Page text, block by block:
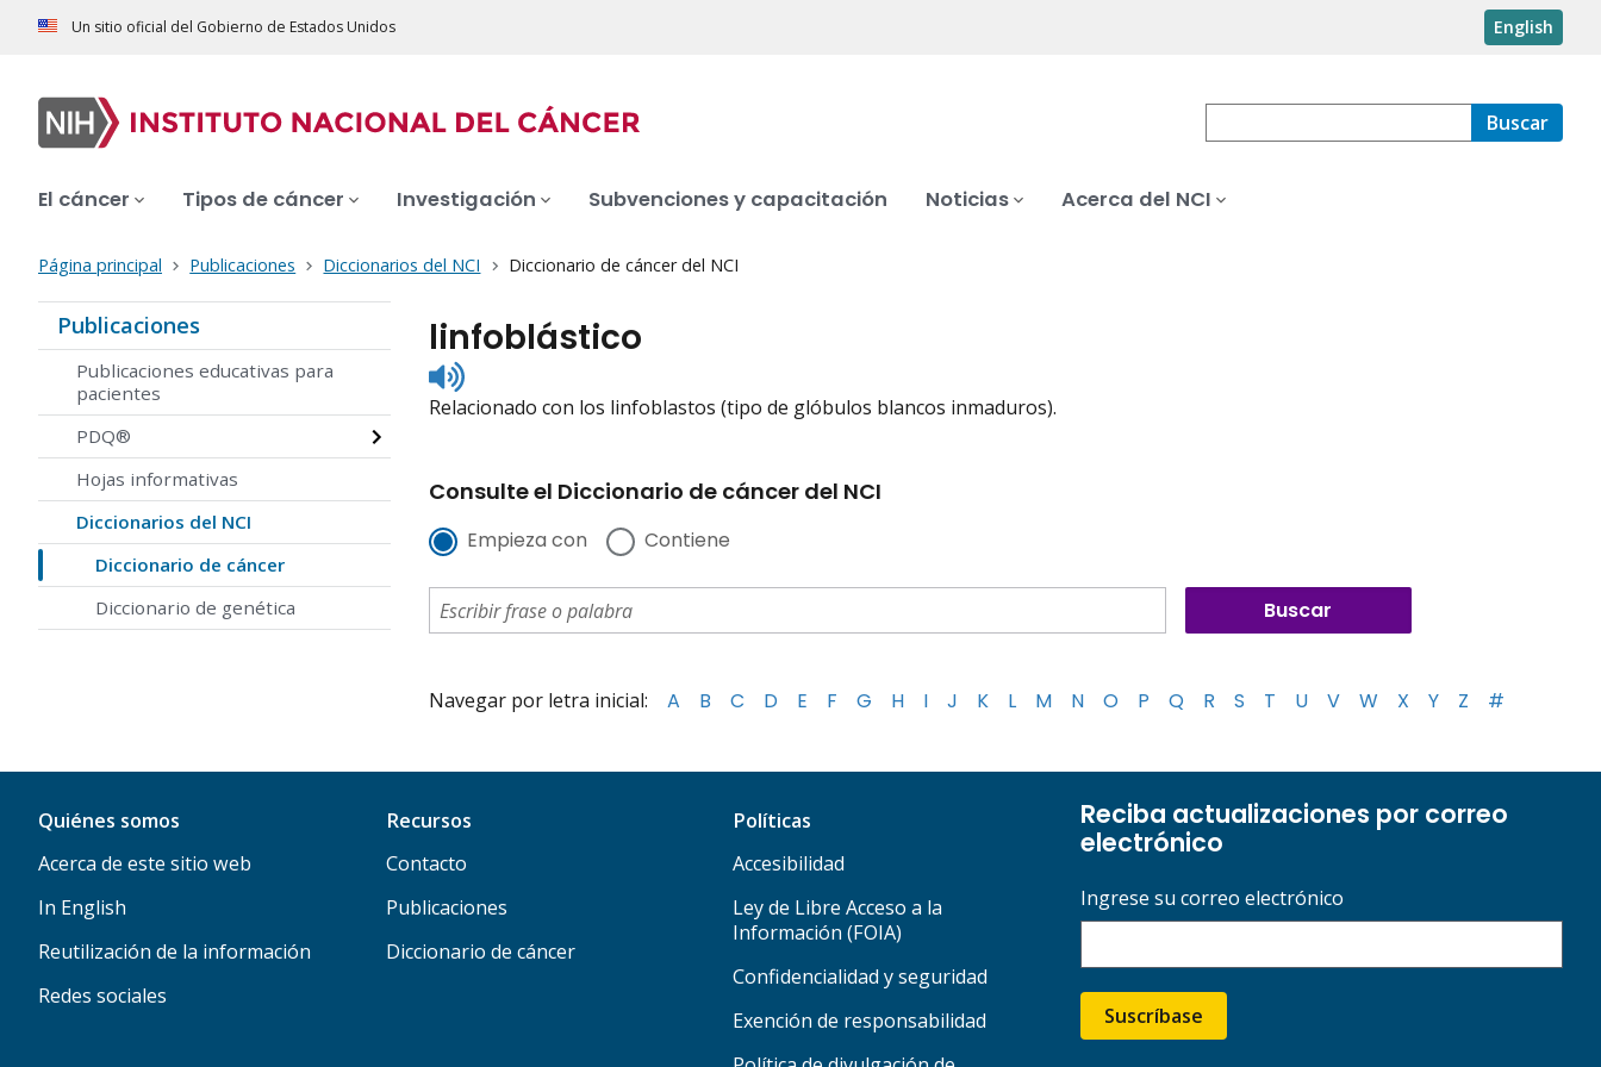
Un sitio oficial del Gobierno de Estados Unidos English
Buscar
El cáncer Tipos de cáncer Investigación Subvenciones y capacitación Noticias Acerca del NCI
Página principal Publicaciones Diccionarios del NCI Diccionario de cáncer del NCI
Publicaciones
Publicaciones educativas para
pacientes
PDQ®
Hojas informativas
Diccionarios del NCI
Diccionario de cáncer
Diccionario de genética
linfoblástico
Listen
to
pronunciation
Relacionado con los linfoblastos (tipo de glóbulos blancos inmaduros).
Consulte el Diccionario de cáncer del NCI
Empieza con Contiene
Navegar por letra inicial: A B C D E F G H I J K L M N O P Q R S T U V W X Y Z #
Quiénes somos
Acerca de este sitio web
In English
Reutilización de la información
Redes sociales
Recursos
Contacto
Publicaciones
Diccionario de cáncer
Políticas
Accesibilidad
Ley de Libre Acceso a la
Información (FOIA)
Confidencialidad y seguridad
Exención de responsabilidad
Reciba actualizaciones por correo
electrónico
Ingrese su correo electrónico
Suscríbase